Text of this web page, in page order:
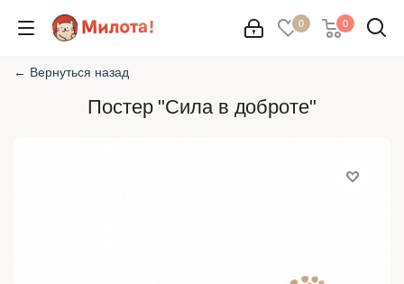
0 0
← Вернуться назад
Постер "Сила в доброте"